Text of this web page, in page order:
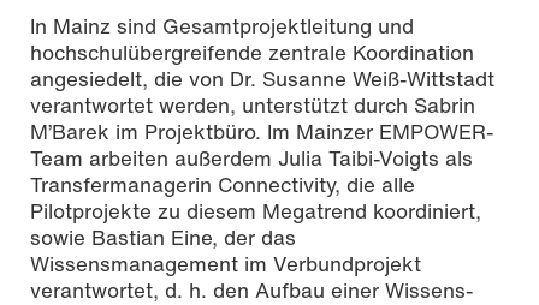
In Mainz sind Gesamtprojektleitung und
hochschulübergreifende zentrale Koordination
angesiedelt, die von Dr. Susanne Weiß-Wittstadt
verantwortet werden, unterstützt durch Sabrin
M’Barek im Projektbüro. Im Mainzer EMPOWER-
Team arbeiten außerdem Julia Taibi-Voigts als
Transfermanagerin Connectivity, die alle
Pilotprojekte zu diesem Megatrend koordiniert,
sowie Bastian Eine, der das
Wissensmanagement im Verbundprojekt
verantwortet, d. h. den Aufbau einer Wissens-